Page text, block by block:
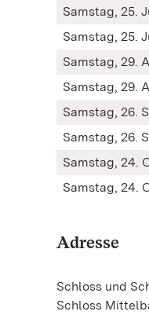
Samstag, 25.
Samstag, 25.
Samstag, 29.
Samstag, 29.
Samstag, 26.
Samstag, 26.
Samstag, 24.
Samstag, 24.
Adresse
Schloss und
Schloss